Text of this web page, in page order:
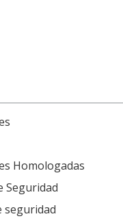
Homologadas
Seguridad
seguridad